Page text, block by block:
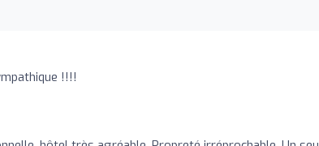
!!!!